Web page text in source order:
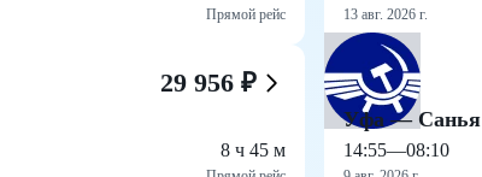
Прямой рейс
29 956 ₽
8 ч 45 м
13 авг. 2026 г.
Уфа — Санья
14:55—08:10